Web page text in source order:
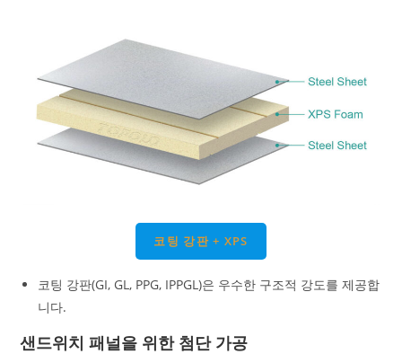
코팅 강판 + XPS
코팅 강판(GI, GL, PPG, IPPGL)은 우수한 구조적 강도를 제공합
니다.
샌드위치 패널을 위한 첨단 가공